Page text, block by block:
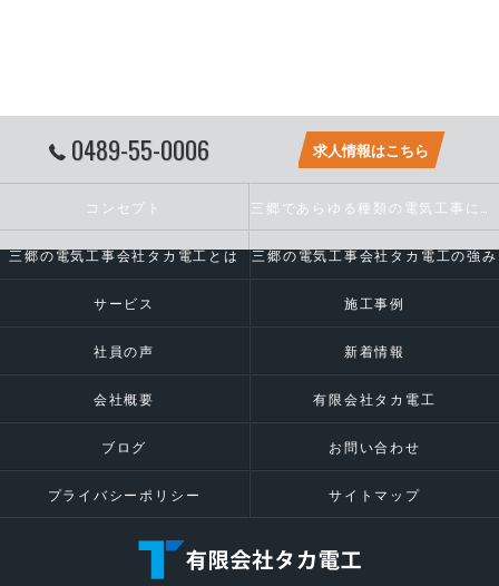
0489-55-0006 求人情報はこちら
コンセプト
三郷の電気工事会社タカ電工とは 三郷の電気工事会社タカ電工の強み
サービス 施工事例
社員の声 新着情報
会社概要 有限会社タカ電工
ブログ お問い合わせ
プライバシーポリシー サイトマップ